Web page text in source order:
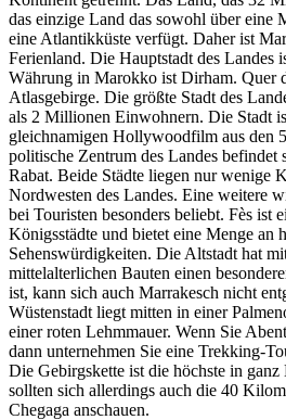
das einzige Land das sowohl über eine
eine Atlantikküste verfügt. Daher ist
Ferienland. Die Hauptstadt des Landes
Währung in Marokko ist Dirham. Quer
Atlasgebirge. Die größte Stadt des
als 2 Millionen Einwohnern. Die Stadt
gleichnamigen Hollywoodfilm aus den
politische Zentrum des Landes befindet
Rabat. Beide Städte liegen nur wenige
Nordwesten des Landes. Eine weitere
bei Touristen besonders beliebt. Fès ist
Königsstädte und bietet eine Menge an
Sehenswürdigkeiten. Die Altstadt hat
mittelalterlichen Bauten einen
ist, kann sich auch Marrakesch nicht
Wüstenstadt liegt mitten in einer
einer roten Lehmmauer. Wenn Sie
dann unternehmen Sie eine Trekking-
Die Gebirgskette ist die höchste in
sollten sich allerdings auch die 40
Chegaga anschauen.